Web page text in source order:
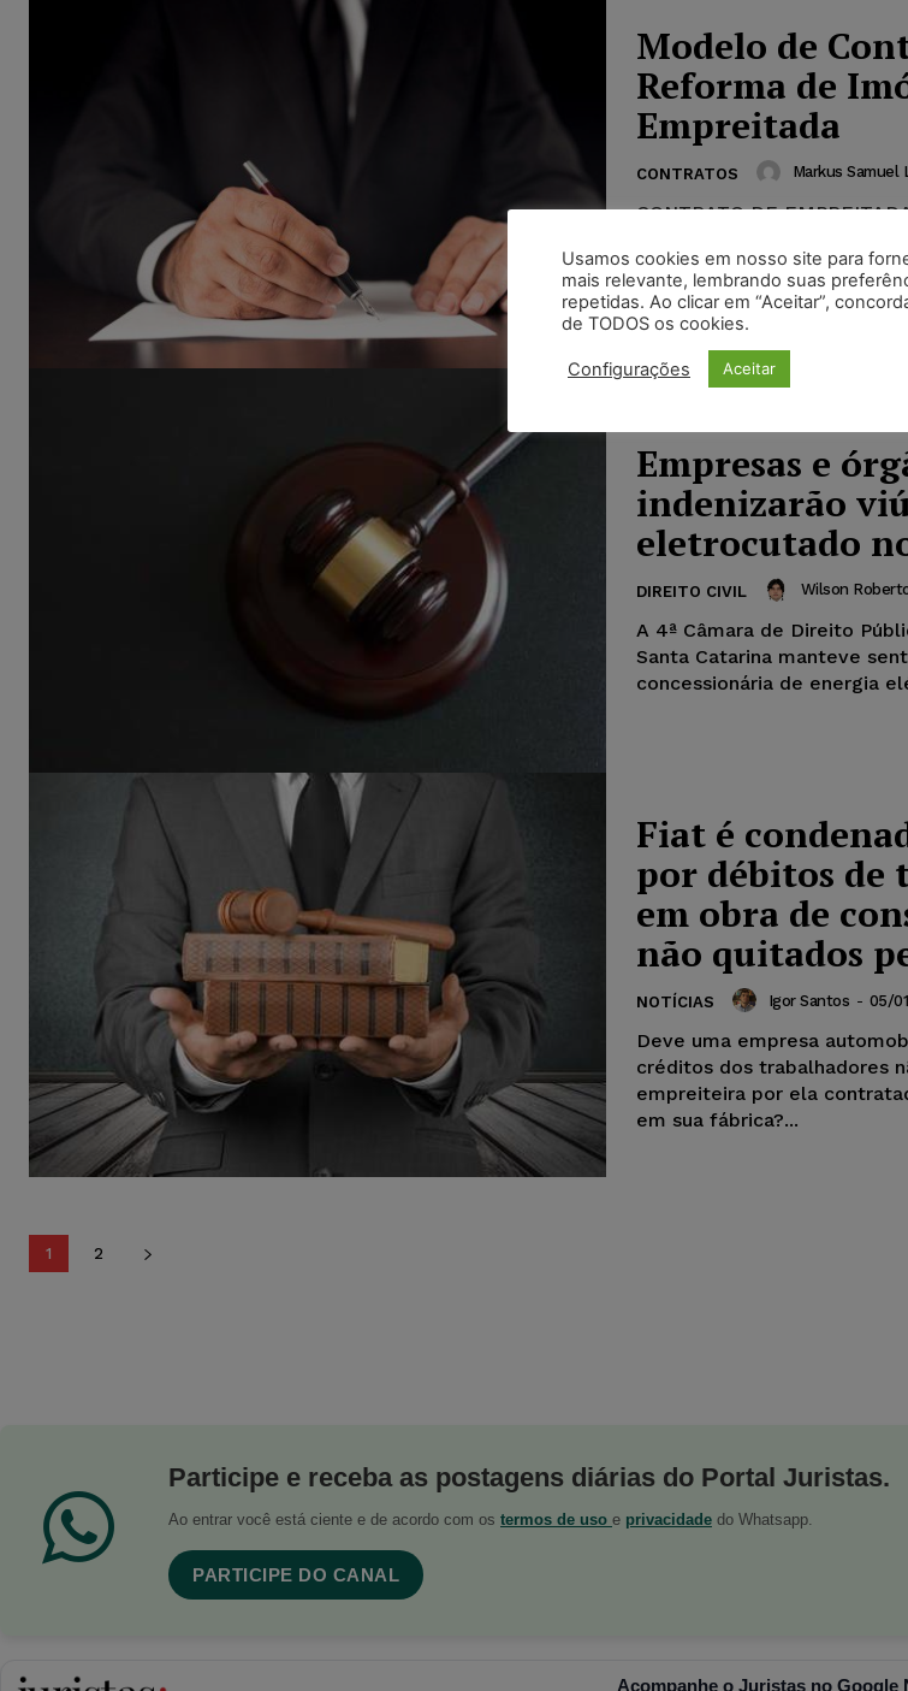
Modelo de
Reforma de
Empreitada
CONTRATOS Markus Samuel
CONTRATO DE
Contratante),
(Documentos de
C.I.C), capaz, residente e
Empresas e
indenizarão
eletrocutado
DIREITO CIVIL Wilson
A 4ª Câmara de Direito
Santa Catarina manteve
concessionária de energia
Fiat é
por débitos de
em obra de
não quitados
NOTÍCIAS Igor Santos - 05/
Deve uma empresa
créditos dos trabalhadores
empreiteira por ela
em sua fábrica?...
1 2
Participe e receba as postagens diárias do Portal Juristas.
Ao entrar você está ciente e de acordo com os termos de uso e privacidade do Whatsapp.
PARTICIPE DO CANAL
Acompanhe o Juristas no Google
Usamos cookies em nosso site para
mais relevante, lembrando suas
repetidas. Ao clicar em “Aceitar”,
de TODOS os cookies.
Configurações Aceitar